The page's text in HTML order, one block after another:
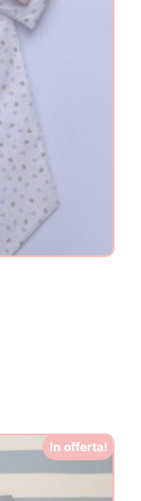
In offerta!